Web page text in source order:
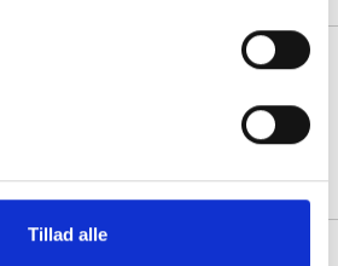
Tillad alle
Butterflies & flowers metalæg